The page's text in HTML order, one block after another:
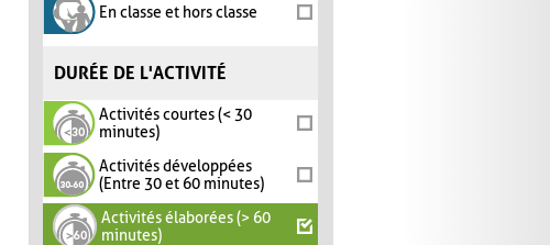
En classe et hors classe
DURÉE DE L'ACTIVITÉ
Activités courtes (< 30
minutes)
Activités développées
(Entre 30 et 60 minutes)
Activités élaborées (> 60
minutes)